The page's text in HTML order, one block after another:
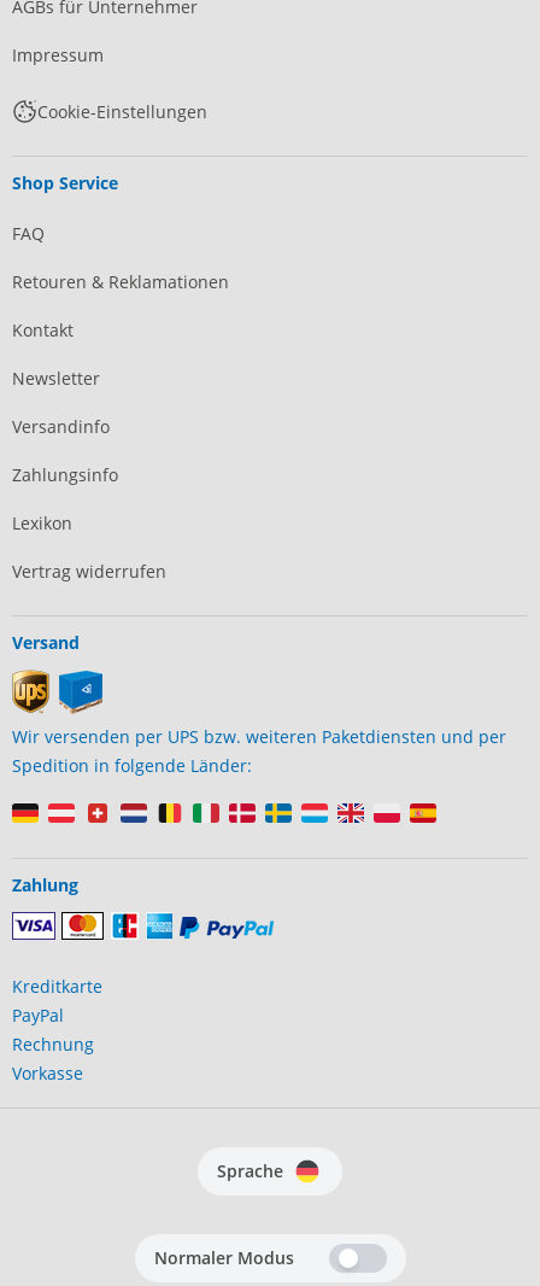
AGBs für Unternehmer
Impressum
Cookie-Einstellungen
Shop Service
FAQ
Retouren & Reklamationen
Kontakt
Newsletter
Versandinfo
Zahlungsinfo
Lexikon
Vertrag widerrufen
Versand
Wir versenden per UPS bzw. weiteren Paketdiensten und per
Spedition in folgende Länder:
Zahlung
Kreditkarte
PayPal
Rechnung
Vorkasse
Sprache
Normaler Modus